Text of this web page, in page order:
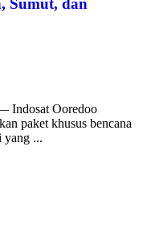
Sumut, dan
Indosat Ooredoo
paket khusus bencana
yang ...